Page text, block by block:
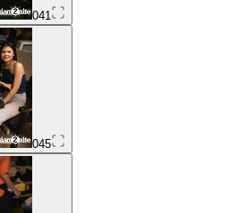
041
045